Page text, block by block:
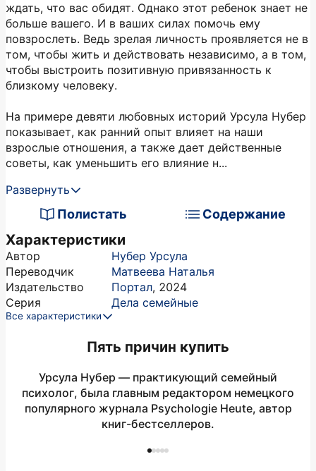
ждать, что вас обидят. Однако этот ребенок знает не
больше вашего. И в ваших силах помочь ему
повзрослеть. Ведь зрелая личность проявляется не в
том, чтобы жить и действовать независимо, а в том,
чтобы выстроить позитивную привязанность к
близкому человеку.
На примере девяти любовных историй Урсула Нубер
показывает, как ранний опыт влияет на наши
взрослые отношения, а также дает действенные
советы, как уменьшить его влияние н...
Развернуть
Полистать Содержание
Характеристики
Автор
Нубер Урсула
Переводчик
Матвеева Наталья
Издательство
Портал, 2024
Серия
Дела семейные
Все характеристики
Пять причин купить
Урсула Нубер — практикующий семейный
психолог, была главным редактором немецкого
популярного журнала Psychologie Heute, автор
книг-бестселлеров.